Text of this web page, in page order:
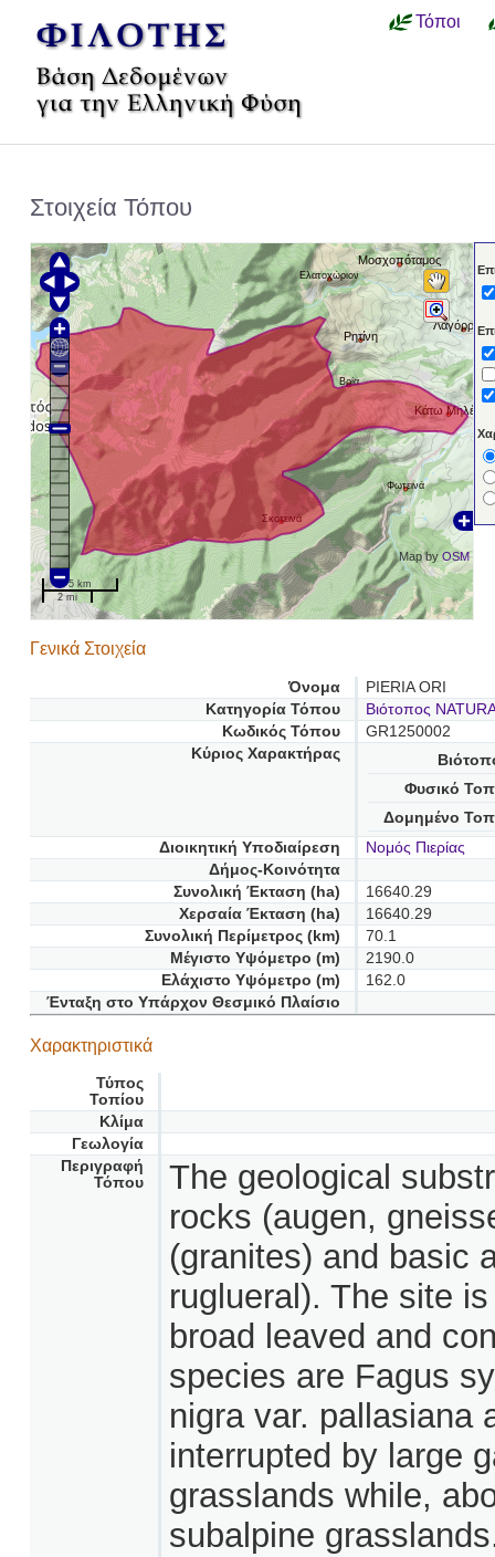
Τόποι
Στοιχεία Τόπου
Μοσχοπόταμος
Ελατοχώριον
Λαγόρραχη
Ρητίνη
Βρία
Κάτω Μηλέα
Φωτεινά
Σκοτεινά
Map byOSM
5 km
2 mi
Γενικά Στοιχεία
Όνομα
PIERIA ORI
Κατηγορία Τόπου
Βιότοπος
Κωδικός Τόπου
GR1250002
Κύριος Χαρακτήρας
Φυσικό
Δομημένο
Διοικητική Υποδιαίρεση
Νομός Πιερίας
Δήμος-Κοινότητα
Συνολική Έκταση (ha)
16640.29
Χερσαία Έκταση (ha)
16640.29
Συνολική Περίμετρος (km)
70.1
Μέγιστο Υψόμετρο (m)
2190.0
Ελάχιστο Υψόμετρο (m)
162.0
Ένταξη στο Υπάρχον Θεσμικό Πλαίσιο
Χαρακτηριστικά
Τύπος
Τοπίου
Κλίμα
Γεωλογία
Περιγραφή
Τόπου
The geological
rocks (augen,
(granites) and basic
ruglueral). The site
broad leaved and
species are Fagus
nigra var. pallasiana
interrupted by large
grasslands while,
subalpine